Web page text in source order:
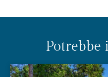
Potrebbe